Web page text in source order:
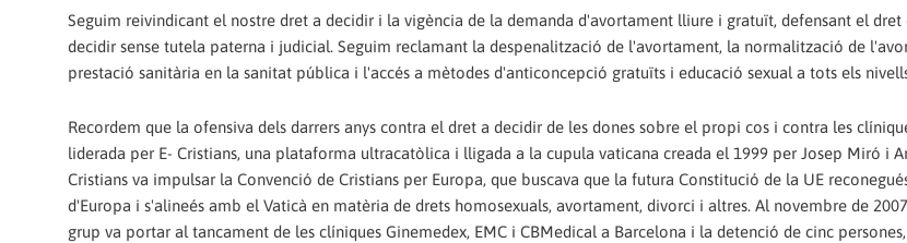
Seguim reivindicant el nostre dret a decidir i la vigència de la demanda d'avortament lliure i gratuït, defensant el dret
decidir sense tutela paterna i judicial. Seguim reclamant la despenalització de l'avortament, la normalització de
prestació sanitària en la sanitat pública i l'accés a mètodes d'anticoncepció gratuïts i educació sexual a tots els
Recordem que la ofensiva dels darrers anys contra el dret a decidir de les dones sobre el propi cos i contra les
liderada per E- Cristians, una plataforma ultracatòlica i lligada a la cupula vaticana creada el 1999 per Josep Miró i
Cristians va impulsar la Convenció de Cristians per Europa, que buscava que la futura Constitució de la UE
d'Europa i s'alineés amb el Vaticà en matèria de drets homosexuals, avortament, divorci i altres. Al novembre de
grup va portar al tancament de les clíniques Ginemedex, EMC i CBMedical a Barcelona i la detenció de cinc